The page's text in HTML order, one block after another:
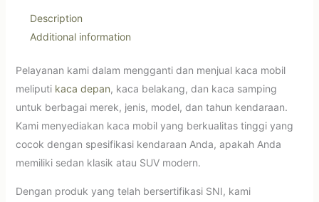
Description
Additional information
Pelayanan kami dalam mengganti dan menjual kaca mobil
meliputi kaca depan, kaca belakang, dan kaca samping
untuk berbagai merek, jenis, model, dan tahun kendaraan.
Kami menyediakan kaca mobil yang berkualitas tinggi yang
cocok dengan spesifikasi kendaraan Anda, apakah Anda
memiliki sedan klasik atau SUV modern.
Dengan produk yang telah bersertifikasi SNI, kami